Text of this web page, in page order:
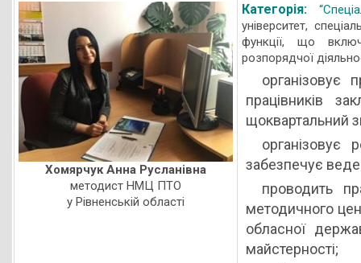
Хомярчук Анна Русланівна
методист НМЦ ПТО
у Рівненській області
Категорія:
університет,
функції, що
розпорядчої
організовує
працівників
щоквартальний
організовує
забезпечує
проводить
методичного
обласної
майстерності;